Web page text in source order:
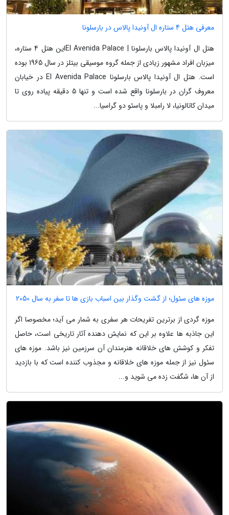
معرفی هتل 4 ستاره ال آونیدا پالاس در بارسلونا
هتل ال آونیدا پالاس بارسلونا | El Avenida Palaceاین هتل 4 ستاره،
میزبان افراد مشهور زیادی از جمله گروه موسیقی بیتلز در سال 1965 بوده
است. هتل ال آونیدا پالاس بارسلونا El Avenida Palace در خیابان
معروف گران در بارسلونا واقع شده است و تنها 5 دقیقه پیاده روی تا
میدان کاتالونیا، لا رامبلا و پاسئو دو گراسیا...
موزه های سئول؛ از گشت وگذار بین اسباب بازی ها تا سفر به سال 2050
موزه گردی از برترین تفریحات هر سفری به شمار می آید؛ مخصوصا اگر
این جاذبه ها علاوه بر این که نمایش دهنده آثار تاریخی است، حاصل
تفکر و کوشش های خلاقانه هنرمندان آن سرزمین نیز باشد. موزه های
سئول نیز از جمله موزه های خلاقانه و مجذوب کننده است که با بازدید
از آن ها، شگفت زده می شوید و...